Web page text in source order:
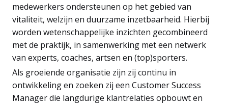
medewerkers ondersteunen op het gebied van
vitaliteit, welzijn en duurzame inzetbaarheid. Hierbij
worden wetenschappelijke inzichten gecombineerd
met de praktijk, in samenwerking met een netwerk
van experts, coaches, artsen en (top)sporters.
Als groeiende organisatie zijn zij continu in
ontwikkeling en zoeken zij een Customer Success
Manager die langdurige klantrelaties opbouwt en